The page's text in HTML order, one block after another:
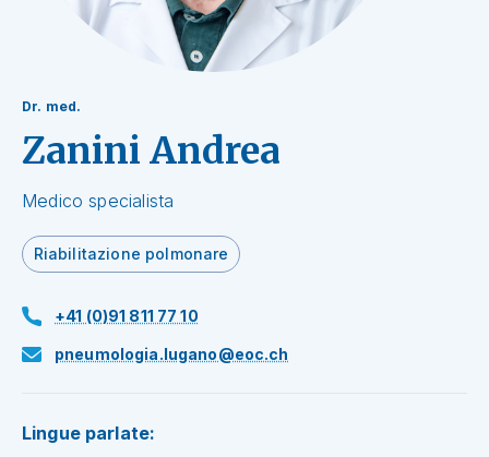
Dr. med.
Zanini Andrea
Medico specialista
Riabilitazione polmonare
+41 (0)91 811 77 10
pneumologia.lugano@eoc.ch
Lingue parlate: